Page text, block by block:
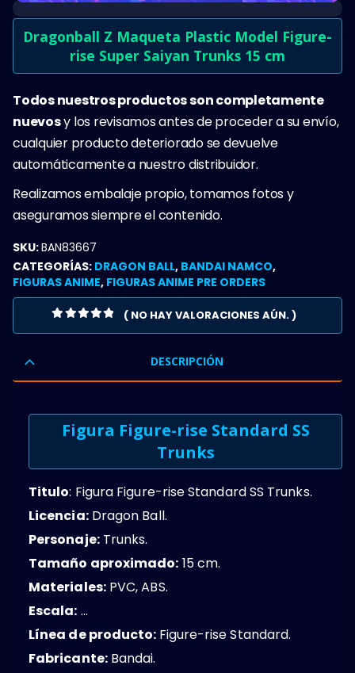
Dragonball Z Maqueta Plastic Model Figure-
rise Super Saiyan Trunks 15 cm
Todos nuestros productos son completamente
nuevosy los revisamos antes de proceder a su envío,
cualquier producto deteriorado se devuelve
automáticamente a nuestro distribuidor.
Realizamos embalaje propio, tomamos fotos y
aseguramos siempre el contenido.
SKU:BAN83667
CATEGORÍAS: DRAGON BALL, BANDAI NAMCO,
FIGURAS ANIME, FIGURAS ANIME PRE ORDERS
( NO HAY VALORACIONES AÚN. )
DESCRIPCIÓN
Figura Figure-rise Standard SS
Trunks
Titulo: Figura Figure-rise Standard SS Trunks.
Licencia:Dragon Ball.
Personaje:Trunks.
Tamaño aproximado: 15 cm.
Materiales:PVC, ABS.
Escala: …
Línea de producto: Figure-rise Standard.
Fabricante:Bandai.